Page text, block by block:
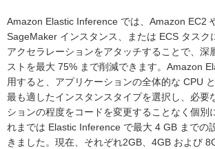
Amazon Elastic Inference では、Amazon EC2
SageMaker インスタンス、または ECS タスク
アクセラレーションをアタッチすることで、深
ストを最大 75% まで削減できます。Amazon
用すると、アプリケーションの全体的な CPU
最も適したインスタンスタイプを選択し、必要
ションの程度をコードを変更することなく個別
れまでは Elastic Inference で最大 4 GB までの
きました。現在、それぞれ2GB、4GB および